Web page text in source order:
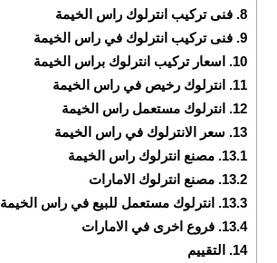
8. فنى تركيب انترلوك راس الخيمة
9. فنى تركيب انترلوك في راس الخيمة
10.
اسعار تركيب انترلوك براس الخيمة
11.
انترلوك رخيص في راس الخيمة
12.
انترلوك مستعمل راس الخيمة
13. سعر الانترلوك في راس الخيمة
13.1. مصنع انترلوك راس الخيمة
13.2. مصنع انترلوك الامارات
13.3.
انترلوك مستعمل للبيع في راس الخيمة
13.4. فروع اخرى في الامارات
14.
التقييم